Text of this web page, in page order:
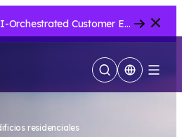
Plume Acquires Sweepr AI-Orchestrated Customer Experience Platform for ISPs..... Cerrar
Mostrar
búsqueda
Menu
residenciales